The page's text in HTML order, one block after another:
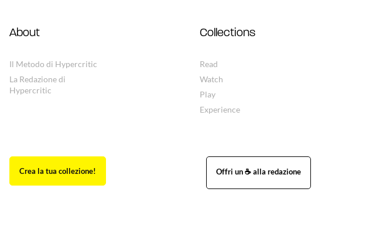
About
Il Metodo di Hypercritic
La Redazione di
Hypercritic
Collections
Read
Watch
Play
Experience